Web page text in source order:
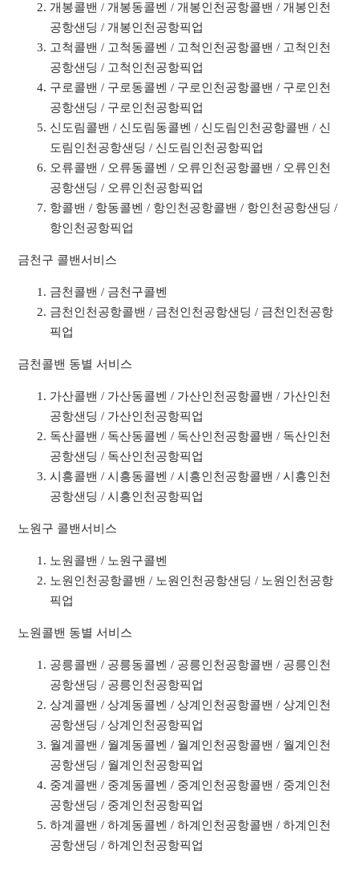
개봉콜밴 / 개봉동콜벤 / 개봉인천공항콜밴 / 개봉인천
공항샌딩 / 개봉인천공항픽업
고척콜밴 / 고척동콜벤 / 고척인천공항콜밴 / 고척인천
공항샌딩 / 고척인천공항픽업
구로콜밴 / 구로동콜벤 / 구로인천공항콜밴 / 구로인천
공항샌딩 / 구로인천공항픽업
신도림콜밴 / 신도림동콜벤 / 신도림인천공항콜밴 / 신
도림인천공항샌딩 / 신도림인천공항픽업
오류콜밴 / 오류동콜벤 / 오류인천공항콜밴 / 오류인천
공항샌딩 / 오류인천공항픽업
항콜밴 / 항동콜벤 / 항인천공항콜밴 / 항인천공항샌딩 /
항인천공항픽업
금천구 콜밴서비스
금천콜밴 / 금천구콜벤
금천인천공항콜밴 / 금천인천공항샌딩 / 금천인천공항
픽업
금천콜밴 동별 서비스
가산콜밴 / 가산동콜벤 / 가산인천공항콜밴 / 가산인천
공항샌딩 / 가산인천공항픽업
독산콜밴 / 독산동콜벤 / 독산인천공항콜밴 / 독산인천
공항샌딩 / 독산인천공항픽업
시흥콜밴 / 시흥동콜벤 / 시흥인천공항콜밴 / 시흥인천
공항샌딩 / 시흥인천공항픽업
노원구 콜밴서비스
노원콜밴 / 노원구콜벤
노원인천공항콜밴 / 노원인천공항샌딩 / 노원인천공항
픽업
노원콜밴 동별 서비스
공릉콜밴 / 공릉동콜벤 / 공릉인천공항콜밴 / 공릉인천
공항샌딩 / 공릉인천공항픽업
상계콜밴 / 상계동콜벤 / 상계인천공항콜밴 / 상계인천
공항샌딩 / 상계인천공항픽업
월계콜밴 / 월계동콜벤 / 월계인천공항콜밴 / 월계인천
공항샌딩 / 월계인천공항픽업
중계콜밴 / 중계동콜벤 / 중계인천공항콜밴 / 중계인천
공항샌딩 / 중계인천공항픽업
하계콜밴 / 하계동콜벤 / 하계인천공항콜밴 / 하계인천
공항샌딩 / 하계인천공항픽업